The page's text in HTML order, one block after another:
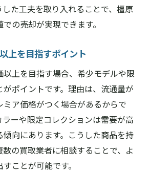
した工夫を取り入れることで、橿原
の売却が実現できます。
上を目指すポイント
上を目指す場合、希少モデルや限
ポイントです。理由は、流通量が
ア価格がつく場合があるからで
ーや限定コレクションは需要が高
傾向にあります。こうした商品を持
の買取業者に相談することで、よ
ことが可能です。